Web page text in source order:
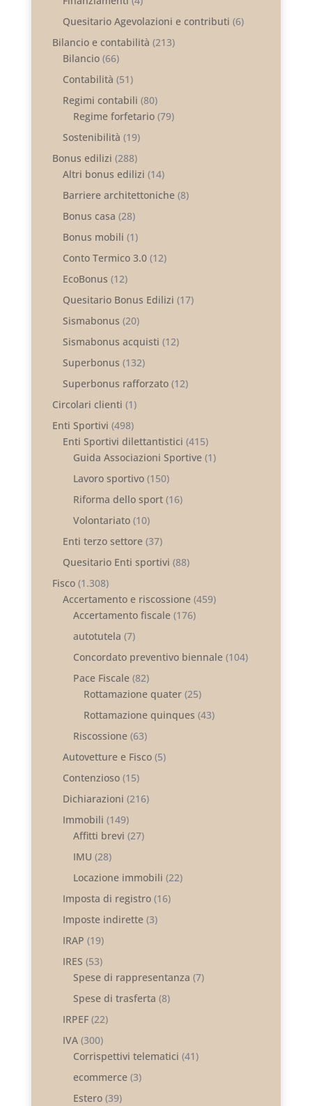
Quesitario Agevolazioni e contributi (6)
Bilancio e contabilità (213)
Bilancio(66)
Contabilità (51)
Regimi contabili (80)
Regime forfetario(79)
Sostenibilità (19)
Bonus edilizi (288)
Altri bonus edilizi (14)
Barriere architettoniche(8)
Bonus casa (28)
Bonus mobili (1)
Conto Termico 3.0(12)
EcoBonus (12)
Quesitario Bonus Edilizi (17)
Sismabonus (20)
Sismabonus acquisti (12)
Superbonus (132)
Superbonus rafforzato(12)
Circolari clienti (1)
Enti Sportivi (498)
Enti Sportivi dilettantistici (415)
Guida Associazioni Sportive(1)
Lavoro sportivo(150)
Riforma dello sport(16)
Volontariato(10)
Enti terzo settore(37)
Quesitario Enti sportivi (88)
Fisco(1.308)
Accertamento e riscossione(459)
Accertamento fiscale(176)
autotutela (7)
Concordato preventivo biennale(104)
Pace Fiscale(82)
Rottamazione quater(25)
Rottamazione quinques (43)
Riscossione(63)
Autovetture e Fisco(5)
Contenzioso(15)
Dichiarazioni (216)
Immobili (149)
Affitti brevi (27)
IMU (28)
Locazione immobili (22)
Imposta di registro(16)
Imposte indirette(3)
IRAP (19)
IRES (53)
Spese di rappresentanza (7)
Spese di trasferta (8)
IRPEF(22)
IVA(300)
Corrispettivi telematici (41)
ecommerce(3)
Estero(39)